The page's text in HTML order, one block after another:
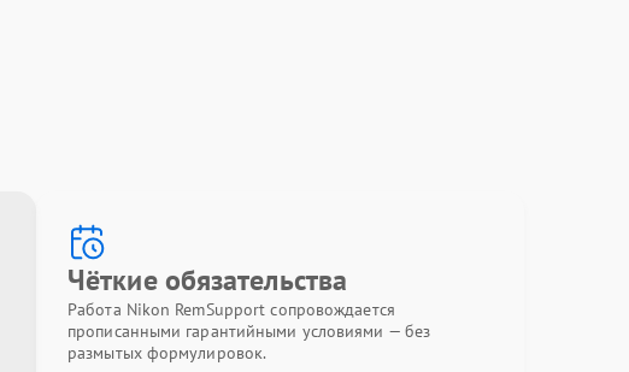
Чёткие обязательства
Работа Nikon RemSupport сопровождается
прописанными гарантийными условиями — без
размытых формулировок.